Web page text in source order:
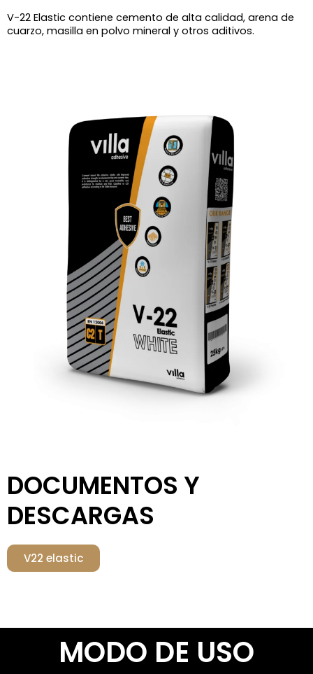
V-22 Elastic contiene cemento de alta calidad, arena de
cuarzo, masilla en polvo mineral y otros aditivos.
DOCUMENTOS Y
DESCARGAS
V22 elastic
MODO DE USO